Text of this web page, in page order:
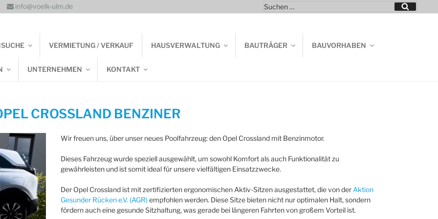
info@voelk-ulm.de
Suchen
nach:
Suchen
VERMIETUNG / VERKAUF HAUSVERWALTUNG BAUTRÄGER BAUVORHABEN
UNTERNEHMEN KONTAKT
CROSSLAND BENZINER
Wir freuen uns, über unser neues Poolfahrzeug: den Opel Crossland mit Benzinmotor.
Dieses Fahrzeug wurde speziell ausgewählt, um sowohl Komfort als auch Funktionalität zu
gewährleisten und ist somit ideal für unsere vielfältigen Einsatzzwecke.
Der Opel Crossland ist mit zertifizierten ergonomischen Aktiv-Sitzen ausgestattet, die von der Aktion
Gesunder Rücken e.V. (AGR) empfohlen werden. Diese Sitze bieten nicht nur optimalen Halt, sondern
fördern auch eine gesunde Sitzhaltung, was gerade bei längeren Fahrten von großem Vorteil ist.